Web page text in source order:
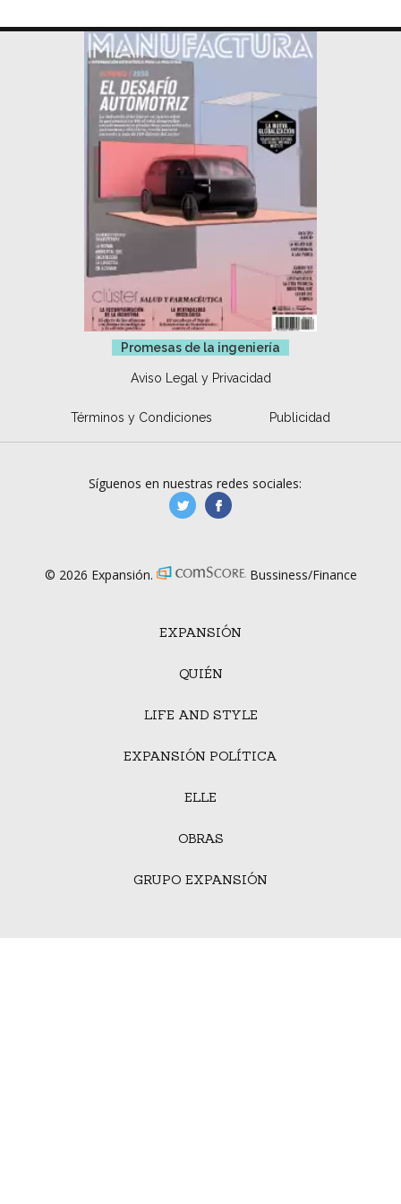
Promesas de la ingeniería
Aviso Legal y Privacidad
Términos y Condiciones Publicidad
EXPANSIÓN
QUIÉN
LIFE AND STYLE
EXPANSIÓN POLÍTICA
ELLE
OBRAS
GRUPO EXPANSIÓN
Síguenos en nuestras redes sociales:
manufacturaGE
© 2026 Expansión. Bussiness/Finance